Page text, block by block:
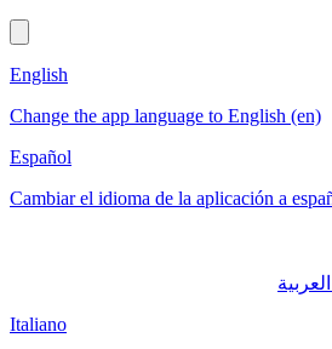
English
Change the app language to English (en)
Español
Cambiar el idioma de la aplicación a
Italiano